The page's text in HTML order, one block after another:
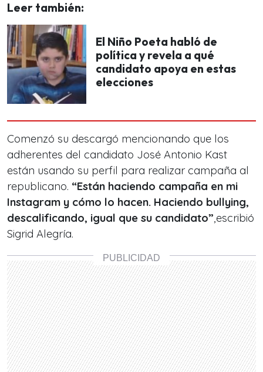
Leer también:
El Niño Poeta habló de
política y revela a qué
candidato apoya en estas
elecciones
Comenzó su descargó mencionando que los
adherentes del candidato José Antonio Kast
están usando su perfil para realizar campaña al
republicano. “Están haciendo campaña en mi
Instagram y cómo lo hacen. Haciendo bullying,
descalificando, igual que su candidato”,escribió
Sigrid Alegría.